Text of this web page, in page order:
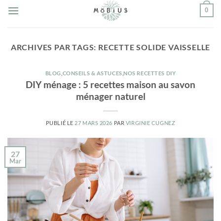
0
ARCHIVES PAR TAGS: RECETTE SOLIDE VAISSELLE
BLOG CONSEILS & ASTUCES NOS RECETTES DIY
DIY ménage : 5 recettes maison au savon
ménager naturel
PUBLIÉ LE 27 MARS 2026 PAR VIRGINIE CUGNEZ
27
Mar